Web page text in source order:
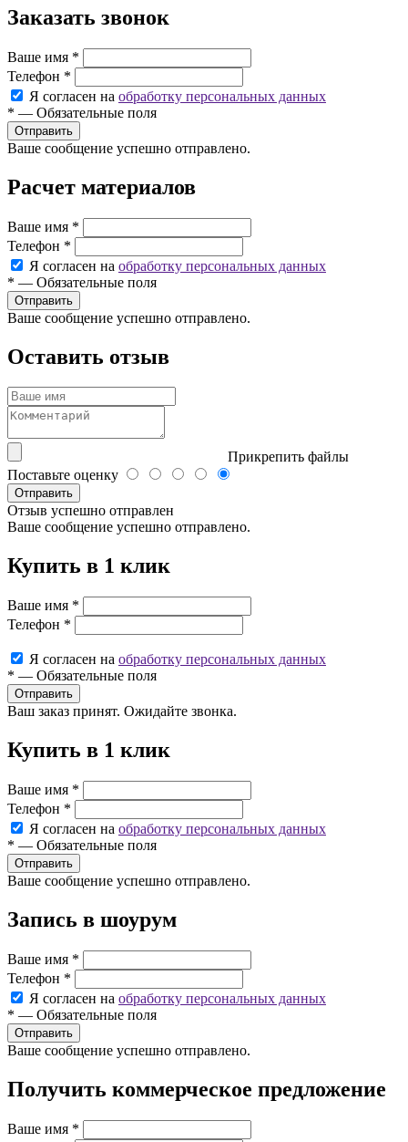
Заказать звонок
Ваше имя *
Телефон *
Я согласен на обработку персональных данных
* — Обязательные поля
Ваше сообщение успешно отправлено.
Расчет материалов
Ваше имя *
Телефон *
Я согласен на обработку персональных данных
* — Обязательные поля
Ваше сообщение успешно отправлено.
Оставить отзыв
Прикрепить файлы
Поставьте оценку
Отправить
Отзыв успешно отправлен
Ваше сообщение успешно отправлено.
Купить в 1 клик
Ваше имя *
Телефон *
Я согласен на обработку персональных данных
* — Обязательные поля
Ваш заказ принят. Ожидайте звонка.
Купить в 1 клик
Ваше имя *
Телефон *
Я согласен на обработку персональных данных
* — Обязательные поля
Ваше сообщение успешно отправлено.
Запись в шоурум
Ваше имя *
Телефон *
Я согласен на обработку персональных данных
* — Обязательные поля
Ваше сообщение успешно отправлено.
Получить коммерческое предложение
Ваше имя *